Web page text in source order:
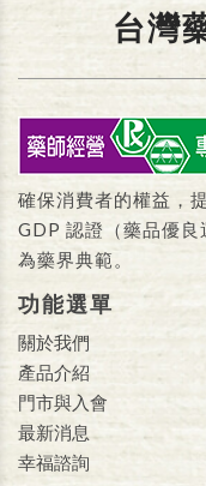
台灣
確保消費者的權益，
GDP 認證（藥品優
為藥界典範。
功能選單
關於我們
產品介紹
門市與入會
最新消息
幸福諮詢